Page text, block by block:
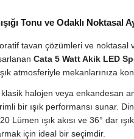
Tonu ve Odaklı Noktasal
tavan çözümleri ve noktasal
Cata 5 Watt Akik LED
atmosferiyle mekanlarınıza
halojen veya enkandesan
bir ışık performansı sunar.
Lümen ışık akısı ve 36° dar ışık
için ideal bir seçimdir.